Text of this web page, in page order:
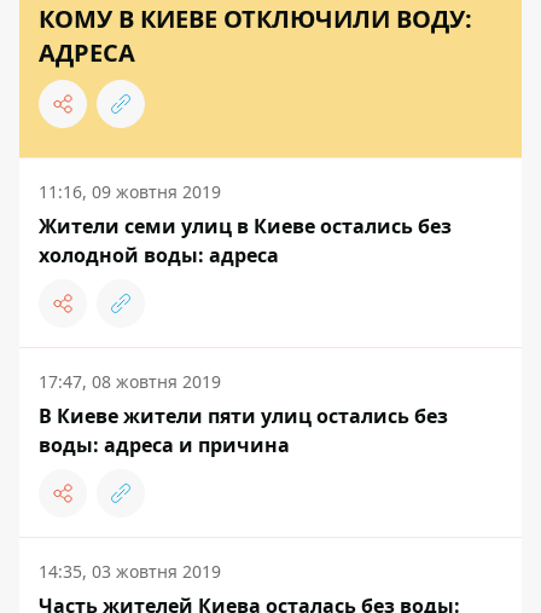
КОМУ В КИЕВЕ ОТКЛЮЧИЛИ ВОДУ:
АДРЕСА
11:16, 09 жовтня 2019
Жители семи улиц в Киеве остались без
холодной воды: адреса
17:47, 08 жовтня 2019
В Киеве жители пяти улиц остались без
воды: адреса и причина
14:35, 03 жовтня 2019
Часть жителей Киева осталась без воды: